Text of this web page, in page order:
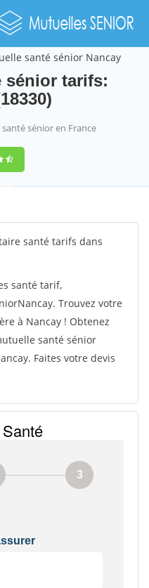
santé sénior Nancay
sénior tarifs:
sénior en France
242
santé tarifs dans
santé tarif,
Trouvez votre
à Nancay ! Obtenez
santé sénior
Faites votre devis